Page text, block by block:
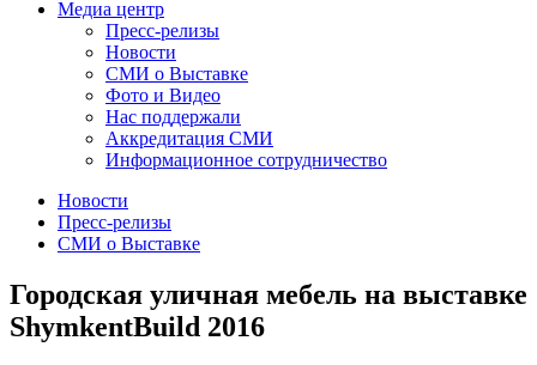
Медиа центр
Пресс-релизы
Новости
СМИ о Выставке
Фото и Видео
Нас поддержали
Аккредитация СМИ
Информационное сотрудничество
Новости
Пресс-релизы
СМИ о Выставке
Городская уличная мебель на выставке
ShymkentBuild 2016